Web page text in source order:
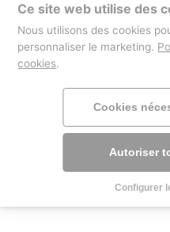
Email (Nécessaire)
Téléphone
Ce site web utilise des
Nous utilisons des cookies
personnaliser le marketing.
cookies.
Cookies
Autoriser
Configurer